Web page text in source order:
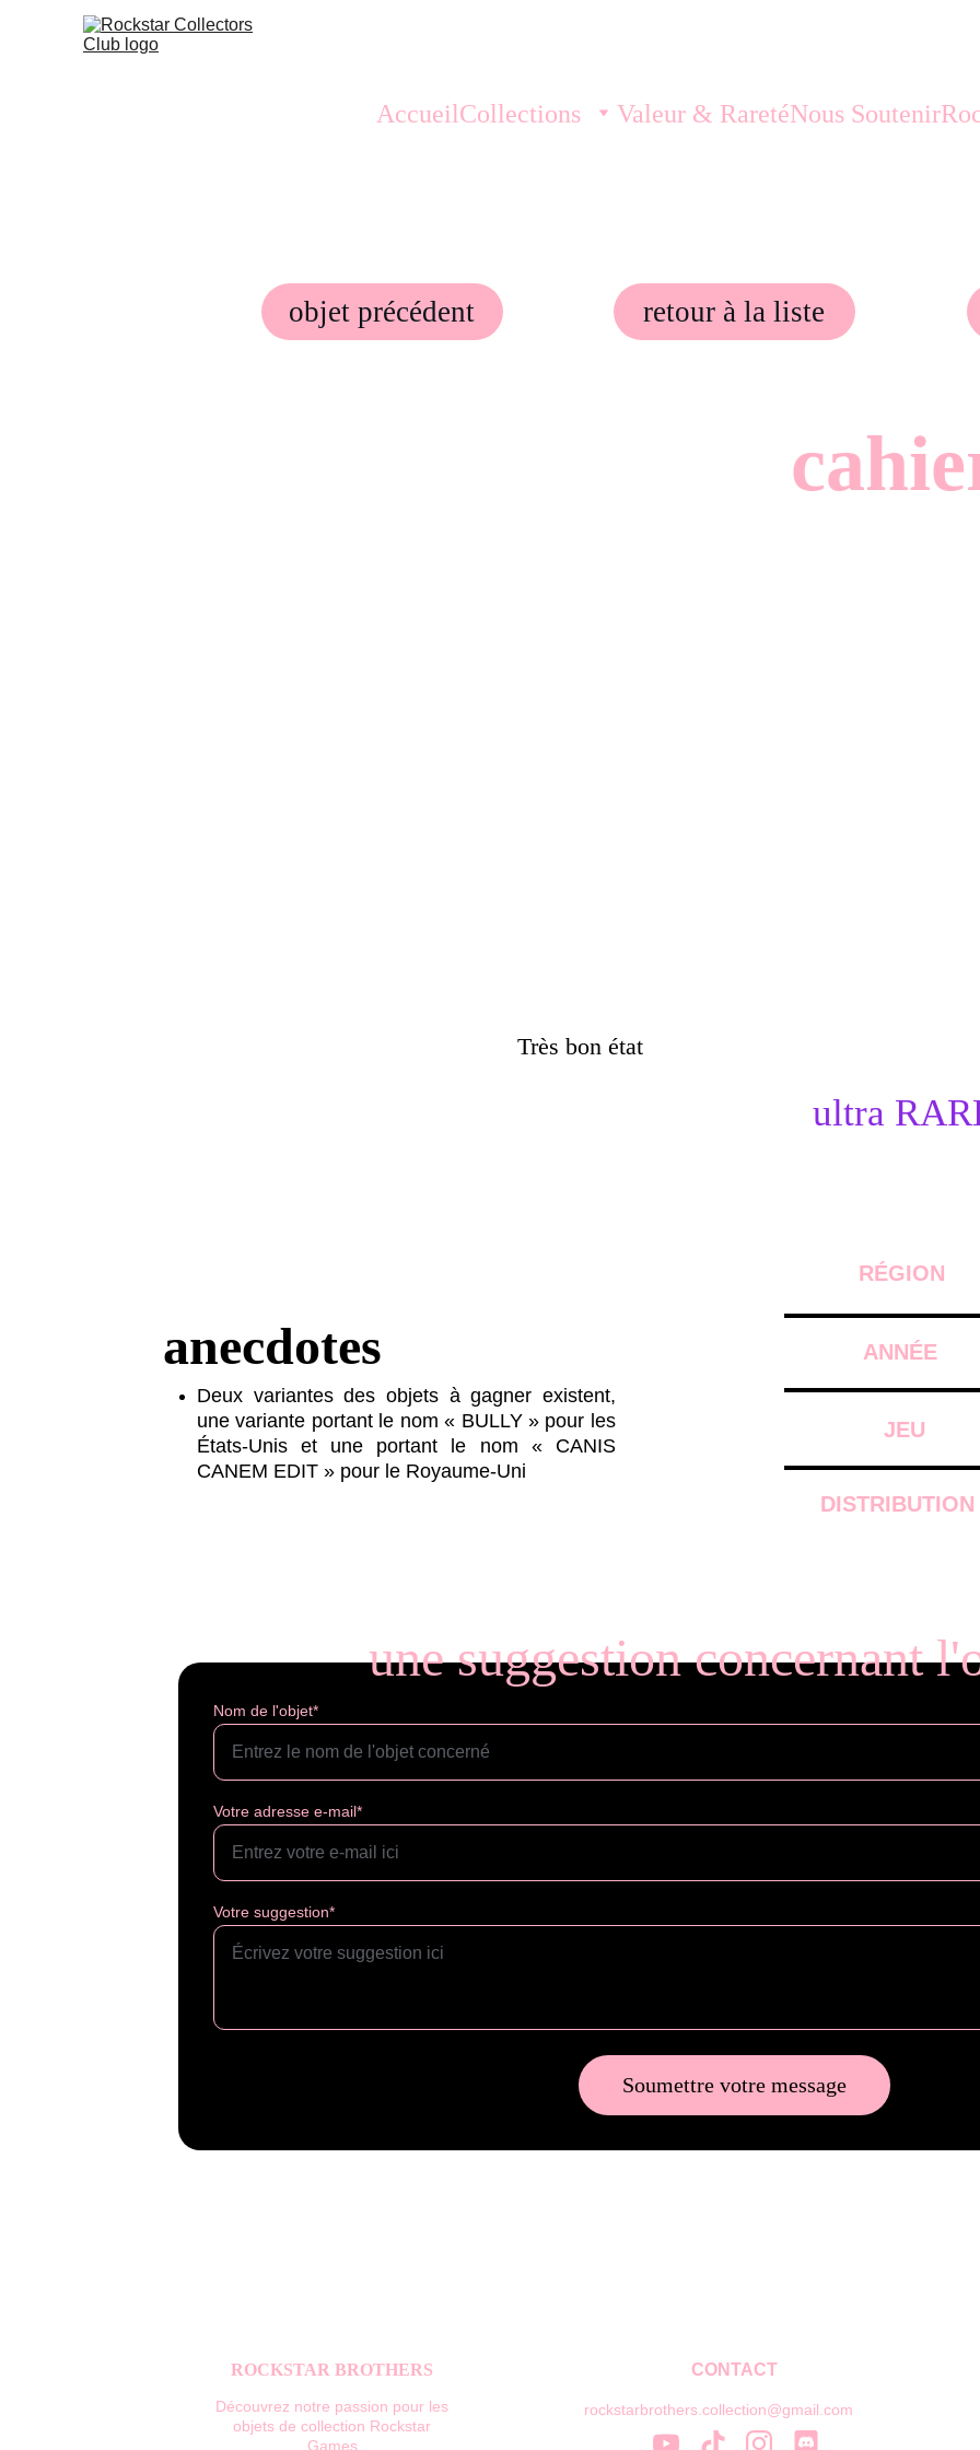
AccueilCollections Valeur & RaretéNous Soutenir
ultra
anecdotes
Nom de l'objet*
Votre adresse e-mail*
Votre suggestion*
Soumettre votre message
une suggestion concernant
retour à la liste
Très bon état
ANNÉE
RÉGION
JEU
DISTRIBUTION
objet précédent
Deux variantes des objets à gagner existent,
une variante portant le nom « BULLY » pour les
États-Unis et une portant le nom « CANIS
CANEM EDIT » pour le Royaume-Uni
ROCKSTAR BROTHERS
Découvrez notre passion pour les
objets de collection Rockstar
Games.
CONTACT
rockstarbrothers.collection@gmail.com